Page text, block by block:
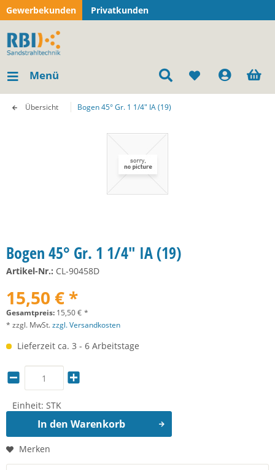
Gewerbekunden Privatkunden
Menü
Übersicht Bogen 45° Gr. 1 1/4" IA (19)
Bogen 45° Gr. 1 1/4" IA (19)
Artikel-Nr.: CL-90458D
15,50 € *
Gesamtpreis: 15,50€ *
* zzgl. MwSt.zzgl. Versandkosten
Lieferzeit ca. 3 - 6 Arbeitstage
Einheit: STK
In den Warenkorb
Merken